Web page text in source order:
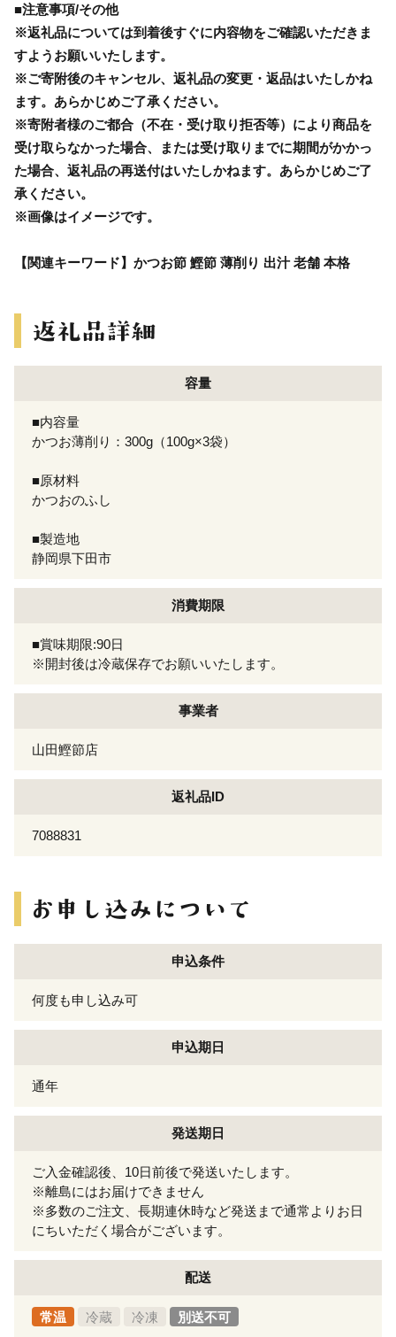
■注意事項/その他
※返礼品については到着後すぐに内容物をご確認いただきま
すようお願いいたします。
※ご寄附後のキャンセル、返礼品の変更・返品はいたしかね
ます。あらかじめご了承ください。
※寄附者様のご都合（不在・受け取り拒否等）により商品を
受け取らなかった場合、または受け取りまでに期間がかかっ
た場合、返礼品の再送付はいたしかねます。あらかじめご了
承ください。
※画像はイメージです。
【関連キーワード】かつお節 鰹節 薄削り 出汁 老舗 本格
容量
■内容量
かつお薄削り：300g（100g×3袋）
■原材料
かつおのふし
■製造地
静岡県下田市
消費期限
■賞味期限:90日
※開封後は冷蔵保存でお願いいたします。
事業者
山田鰹節店
返礼品ID
7088831
申込条件
何度も申し込み可
申込期日
通年
発送期日
ご入金確認後、10日前後で発送いたします。
※離島にはお届けできません
※多数のご注文、長期連休時など発送まで通常よりお日
にちいただく場合がございます。
配送
常温 冷蔵 冷凍 別送不可